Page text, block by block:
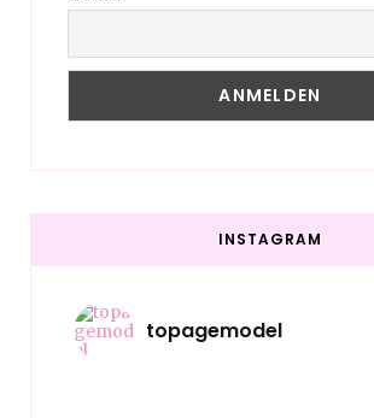
INSTAGRAM
topagemodel